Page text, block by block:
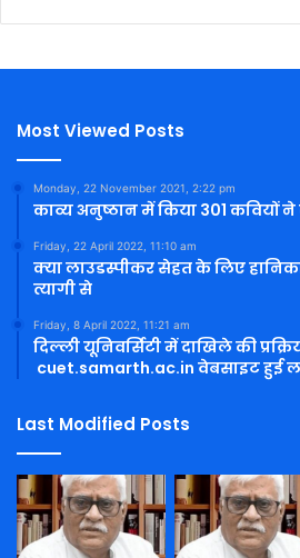
Most Viewed Posts
Monday, 22 November 2021, 2:22 pm
काव्य अनुष्ठान में किया 301 कवियों ने
Friday, 22 April 2022, 11:10 am
क्या लाउडस्पीकर सेहत के लिए
त्यागी से
Friday, 8 April 2022, 11:21 am
दिल्ली यूनिवर्सिटी में दाखिले की
cuet.samarth.ac.in वेबसाइट हुई
Last Modified Posts